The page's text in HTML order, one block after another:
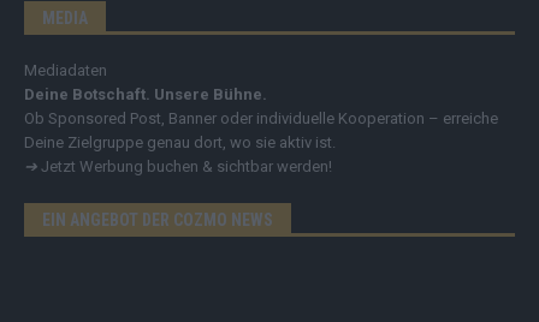
MEDIA
Mediadaten
Deine Botschaft. Unsere Bühne.
Ob Sponsored Post, Banner oder individuelle Kooperation – erreiche
Deine Zielgruppe genau dort, wo sie aktiv ist.
➔ Jetzt Werbung buchen & sichtbar werden!
EIN ANGEBOT DER COZMO NEWS